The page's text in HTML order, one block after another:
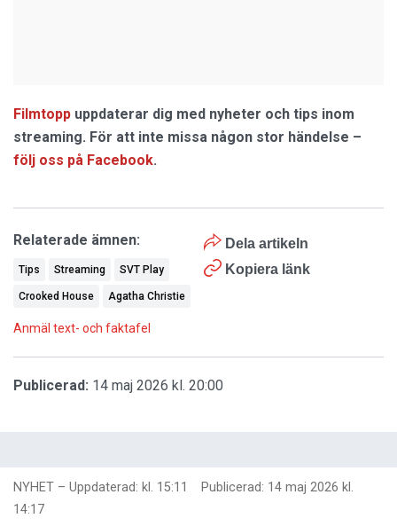
Filmtopp uppdaterar dig med nyheter och tips inom
streaming. För att inte missa någon stor händelse –
följ oss på Facebook.
Dela artikeln
Kopiera länk
Relaterade ämnen:
Tips Streaming SVT Play
Crooked House Agatha Christie
Anmäl text- och faktafel
Publicerad: 14 maj 2026 kl. 20:00
NYHET – Uppdaterad: kl. 15:11 Publicerad: 14 maj 2026 kl.
14:17